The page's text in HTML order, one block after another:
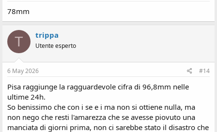
78mm
T trippa
Utente esperto
6 May 2026 #14
Pisa raggiunge la ragguardevole cifra di 96,8mm nelle
ultime 24h.
So benissimo che con i se e i ma non si ottiene nulla, ma
non nego che resti l'amarezza che se avesse piovuto una
manciata di giorni prima, non ci sarebbe stato il disastro che